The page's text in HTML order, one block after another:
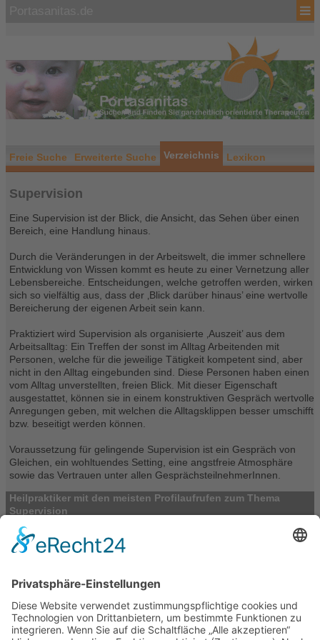
Freie Suche Erweiterte Suche Verzeichnis Lexikon
Supervision
Eine Supervision ist der Blick, die Ansicht, das Sehen über einen
Bereich, eine Handlung hinaus.
Durch die Veränderungen in der Arbeitswelt, die immer schnellere
Entwicklung von Wissen kommt es heute zu einer Vernetzung aller
Lebensbereiche. Entscheidungen, welche getroffen werden, wirken
sich so vielfältig aus, dass der ‚Blick darüber hinaus’ eine wertvolle
Bereicherung der eigenen Arbeit sein kann.
Praktiziert wird Supervision als organisierte ‚Auszeit’ aus dem
Arbeitsalltag: Ein Treffen der sonst im Alltag Arbeitenden mit
Personen, welche für die jeweilige Tätigkeit kompetent sind, aber
nicht in den Alltag eingebunden sind. Diese Personen haben einen
vom Alltag unverstellten, freien Blick. Mit dieser Eigenschaft
ausgestattet, können sie in einem konstruktiven Gespräch wertvolle
Anregungen geben, mit welchen die Alltagsklippen besser umschifft
bzw. beseitigt werden können.
Voraussetzung für gelingende Supervision ist ein Gespräch von
Gleichen, ein wohltuendes Setting, eine angstfreie Atmosphäre
sowie das Vertrauen unter allen GesprächsteilnehmerInnen.
Heilpraktiker mit den meisten Profilaufrufen zum Thema
Supervision
Heilpraktiker-Verzeichnis > Supervision (13)